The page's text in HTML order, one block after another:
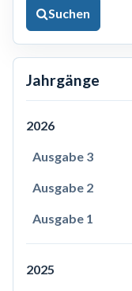
Suchen
Jahrgänge
2026
Ausgabe 3
Ausgabe 2
Ausgabe 1
2025